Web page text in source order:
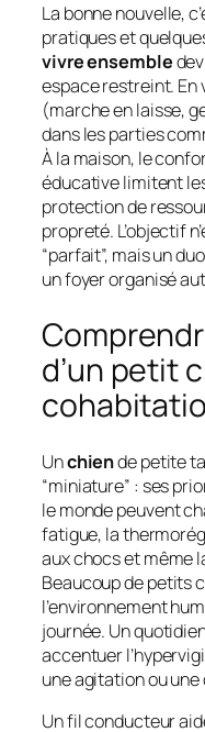
La bonne nouvelle,
pratiques et
vivre ensemble
espace restreint. En
(marche en laisse,
dans les parties
À la maison, le
éducative limitent
protection de
propreté. L’objectif
“parfait”, mais un
un foyer organisé
d’un petit
Unchiende petite
“miniature” : ses
le monde peuvent
fatigue, la
aux chocs et même
Beaucoup de petits
l’environnement
journée. Un
accentuer
une agitation ou
Un fil conducteur